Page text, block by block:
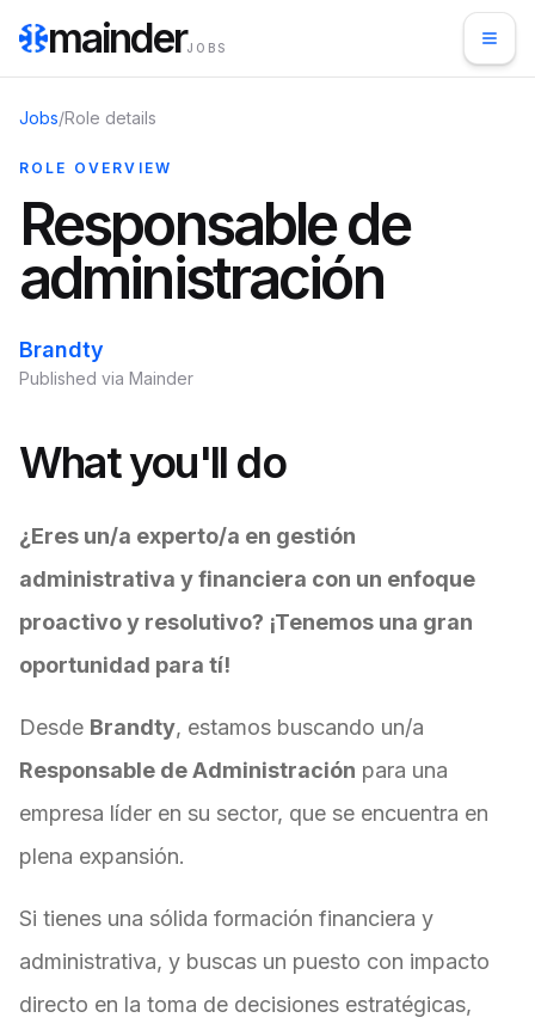
mainderJOBS
Jobs/Role details
ROLE OVERVIEW
Responsable de
administración
Brandty
Published via Mainder
What you'll do
¿Eres un/a experto/a en gestión
administrativa y financiera con un enfoque
proactivo y resolutivo? ¡Tenemos una gran
oportunidad para tí!
Desde Brandty, estamos buscando un/a
Responsable de Administración para una
empresa líder en su sector, que se encuentra en
plena expansión.
Si tienes una sólida formación financiera y
administrativa, y buscas un puesto con impacto
directo en la toma de decisiones estratégicas,